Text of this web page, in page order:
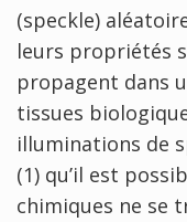
(speckle)
leurs propriétés
propagent dans
tissues
illuminations de
(1) qu’il est
chimiques ne se